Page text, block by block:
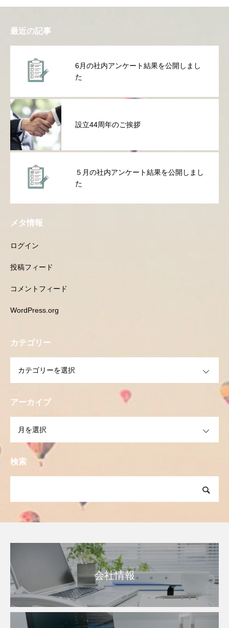
最近の記事
6月の社内アンケート結果を公開しまし
た
設立44周年のご挨拶
５月の社内アンケート結果を公開しまし
た
メタ情報
ログイン
投稿フィード
コメントフィード
WordPress.org
カテゴリー
アーカイブ
検索
会社情報